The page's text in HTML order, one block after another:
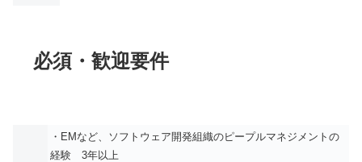
必須・歓迎要件
・EMなど、ソフトウェア開発組織のピープルマネジメントの
経験 3年以上